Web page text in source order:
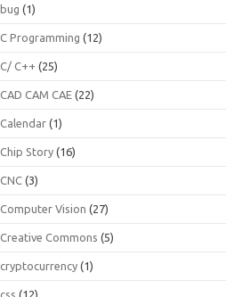
bug (1)
C Programming (12)
C/ C++ (25)
CAD CAM CAE (22)
Calendar (1)
Chip Story (16)
CNC (3)
Computer Vision (27)
Creative Commons (5)
cryptocurrency (1)
css (12)